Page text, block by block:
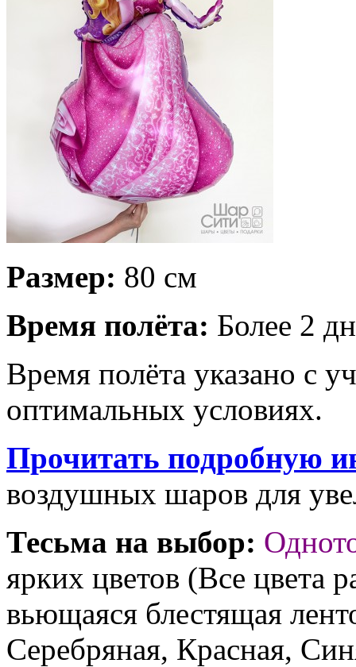
Размер: 80 см
Время полёта: Более 2
Время полёта указано с
оптимальных условиях.
Прочитать подробную
воздушных шаров для
Тесьма на выбор:
ярких цветов (Все цвета
вьющаяся блестящая
Серебряная, Красная,